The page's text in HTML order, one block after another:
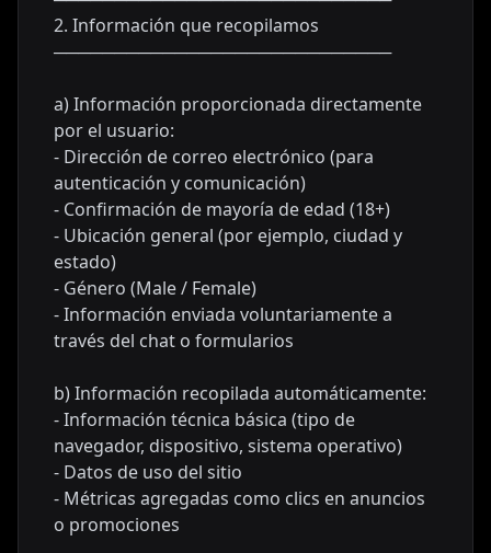
2. Información que recopilamos
────────────────────────────
a) Información proporcionada directamente
por el usuario:
- Dirección de correo electrónico (para
autenticación y comunicación)
- Confirmación de mayoría de edad (18+)
- Ubicación general (por ejemplo, ciudad y
estado)
- Género (Male / Female)
- Información enviada voluntariamente a
través del chat o formularios
b) Información recopilada automáticamente:
- Información técnica básica (tipo de
navegador, dispositivo, sistema operativo)
- Datos de uso del sitio
- Métricas agregadas como clics en anuncios
o promociones